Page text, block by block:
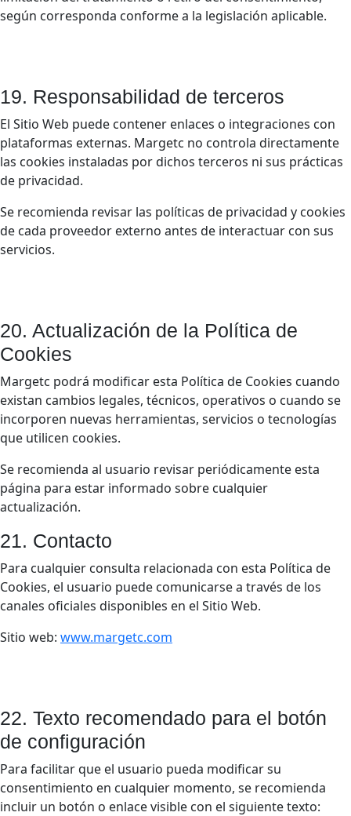
según corresponda conforme a la legislación aplicable.
19. Responsabilidad de terceros
El Sitio Web puede contener enlaces o integraciones con
plataformas externas. Margetc no controla directamente
las cookies instaladas por dichos terceros ni sus prácticas
de privacidad.
Se recomienda revisar las políticas de privacidad y cookies
de cada proveedor externo antes de interactuar con sus
servicios.
20. Actualización de la Política de
Cookies
Margetc podrá modificar esta Política de Cookies cuando
existan cambios legales, técnicos, operativos o cuando se
incorporen nuevas herramientas, servicios o tecnologías
que utilicen cookies.
Se recomienda al usuario revisar periódicamente esta
página para estar informado sobre cualquier
actualización.
21. Contacto
Para cualquier consulta relacionada con esta Política de
Cookies, el usuario puede comunicarse a través de los
canales oficiales disponibles en el Sitio Web.
Sitio web: www.margetc.com
22. Texto recomendado para el botón
de configuración
Para facilitar que el usuario pueda modificar su
consentimiento en cualquier momento, se recomienda
incluir un botón o enlace visible con el siguiente texto: